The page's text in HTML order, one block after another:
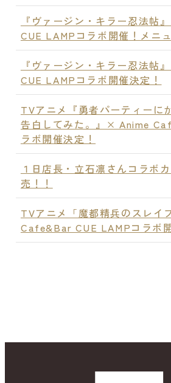
『ヴァージン・キラー忍法
CUE LAMPコラボ開催！メニ
『ヴァージン・キラー忍法
CUE LAMPコラボ開催決定！
TVアニメ『勇者パーティーに
告白してみた。』× Anime
ラボ開催決定！
１日店長・立石凛さんコラボ
売！！
TVアニメ「魔都精兵のスレイ
Cafe&Bar CUE LAMPコラボ